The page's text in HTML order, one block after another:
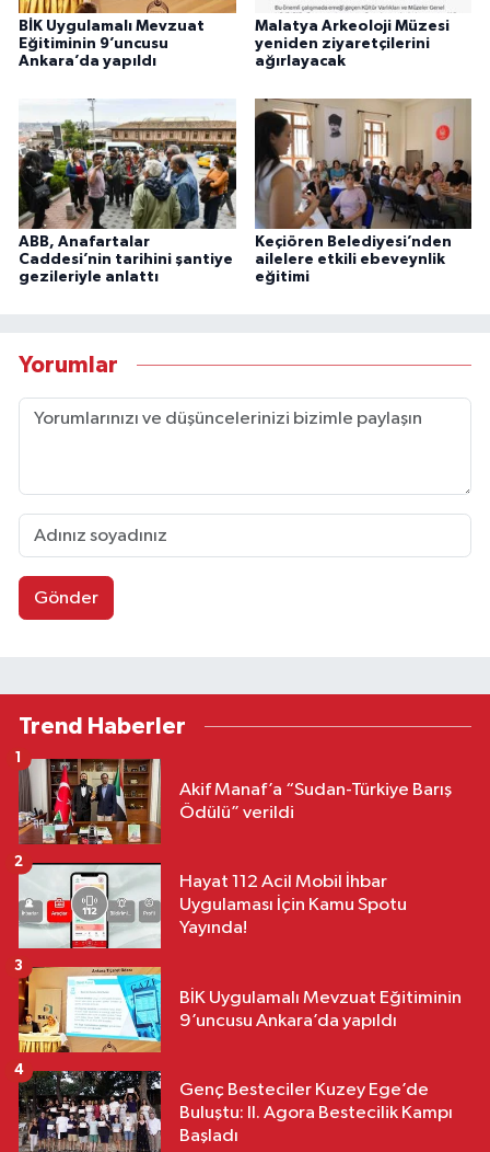
BİK Uygulamalı Mevzuat
Eğitiminin 9’uncusu
Ankara’da yapıldı
Malatya Arkeoloji Müzesi
yeniden ziyaretçilerini
ağırlayacak
ABB, Anafartalar
Caddesi’nin tarihini şantiye
gezileriyle anlattı
Keçiören Belediyesi’nden
ailelere etkili ebeveynlik
eğitimi
Yorumlar
Gönder
Trend Haberler
Akif Manaf’a “Sudan-Türkiye Barış
Ödülü” verildi
1
Hayat 112 Acil Mobil İhbar
Uygulaması İçin Kamu Spotu
Yayında!
2
BİK Uygulamalı Mevzuat Eğitiminin
9’uncusu Ankara’da yapıldı
3
Genç Besteciler Kuzey Ege’de
Buluştu: II. Agora Bestecilik Kampı
Başladı
4